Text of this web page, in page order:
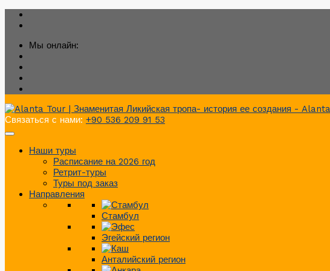
Мы онлайн:
Связаться с нами: +90 536 209 91 53
Наши туры
Расписание на 2026 год
Ретрит-туры
Туры под заказ
Направления
Стамбул
Эгейский регион
Анталийский регион